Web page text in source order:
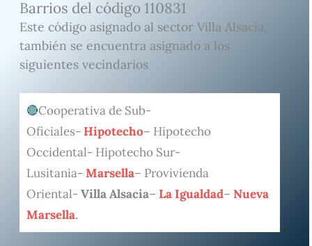
Barrios del código 110831
Este código asignado al sector Villa Alsacia,
también se encuentra asignado a los
siguientes vecindarios
Cooperativa de Sub-
Oficiales- Hipotecho– Hipotecho
Occidental- Hipotecho Sur-
Lusitania- Marsella– Provivienda
Oriental- Villa Alsacia– La Igualdad– Nueva
Marsella.